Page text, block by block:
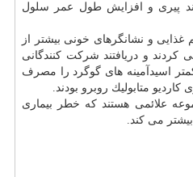
پیری و افزایش طول عمر سلول
غذایی و نشانگرهای خونی بیشتر از
كردند و دریافتند شركت كنندگانی
اسیدآمینه های گوگرد را مصرف
متابولیك روبرو بودند.
علائمی هستند كه خطر بیماری
بیشتر می كند.